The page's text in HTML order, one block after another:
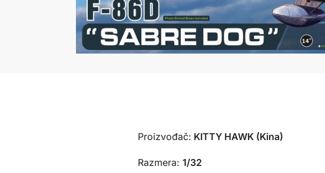
Proizvođač: KITTY HAWK (Kina)
Razmera: 1/32